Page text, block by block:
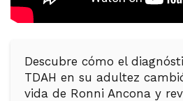
Descubre cómo el
TDAH en su adultez
vida de Ronni Ancona y